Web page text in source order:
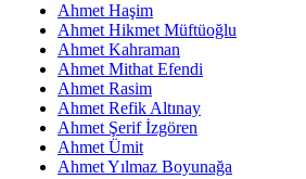
Ahmet Haşim
Ahmet Hikmet Müftüoğlu
Ahmet Kahraman
Ahmet Mithat Efendi
Ahmet Rasim
Ahmet Refik Altınay
Ahmet Şerif İzgören
Ahmet Ümit
Ahmet Yılmaz Boyunağa